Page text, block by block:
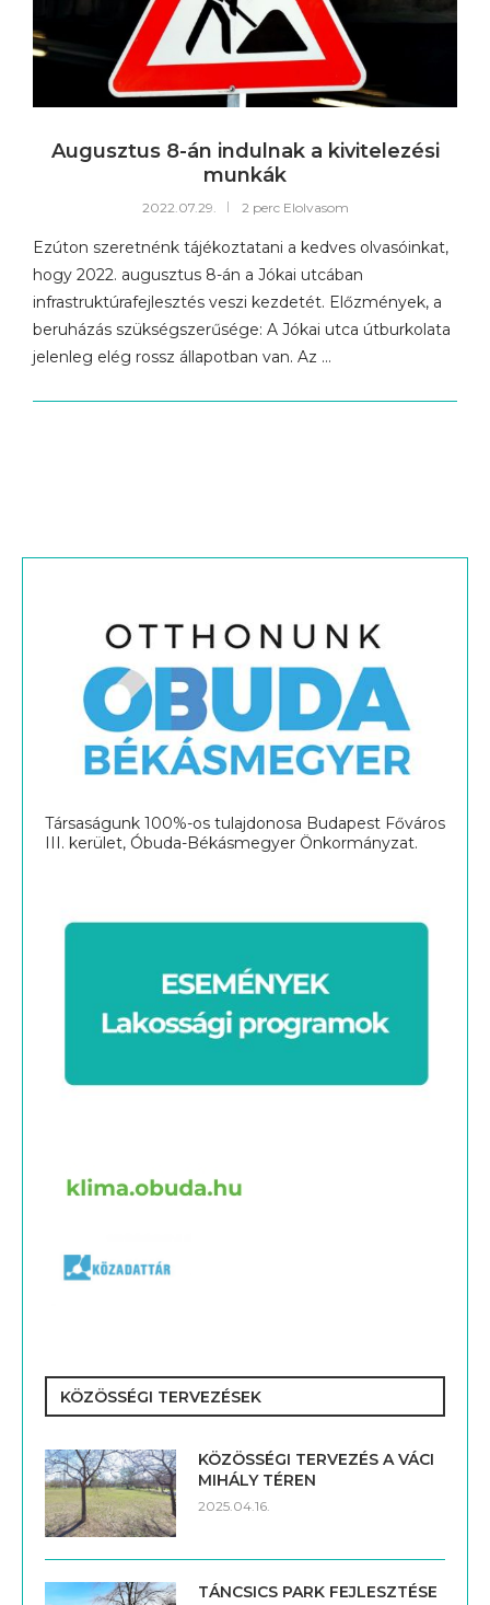
Augusztus 8-án indulnak a kivitelezési
munkák
2022.07.29. 2 perc Elolvasom
Ezúton szeretnénk tájékoztatani a kedves olvasóinkat,
hogy 2022. augusztus 8-án a Jókai utcában
infrastruktúrafejlesztés veszi kezdetét. Előzmények, a
beruházás szükségszerűsége: A Jókai utca útburkolata
jelenleg elég rossz állapotban van. Az …
Társaságunk 100%-os tulajdonosa Budapest Főváros
III. kerület, Óbuda-Békásmegyer Önkormányzat.
KÖZÖSSÉGI TERVEZÉSEK
KÖZÖSSÉGI TERVEZÉS A VÁCI
MIHÁLY TÉREN
2025.04.16.
TÁNCSICS PARK FEJLESZTÉSE